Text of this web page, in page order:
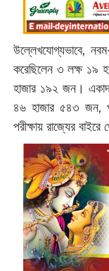
উল্লেখযোগ্যভাবে,
করেছিলেন ৩ লক্ষ ১৯
হাজার ১৯২ জন।
৪৬ হাজার ৫৪৩ জন,
পরীক্ষায় রাজ্যের